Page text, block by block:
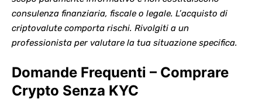
consulenza finanziaria, fiscale o legale. L’acquisto di
criptovalute comporta rischi. Rivolgiti a un
professionista per valutare la tua situazione specifica.
Domande Frequenti – Comprare
Crypto Senza KYC